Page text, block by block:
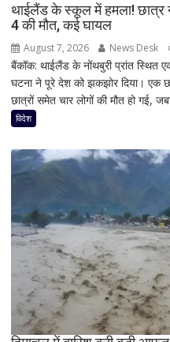
थाईलैंड के स्कूल में हमला! छात्र
4 की मौत, कई घायल
August 7, 2026 News Desk
बैंकॉक: थाईलैंड के नोंथबुरी प्रांत स्थित
घटना ने पूरे देश को झकझोर दिया। एक
छात्रों समेत चार लोगों की मौत हो गई,
विदेश